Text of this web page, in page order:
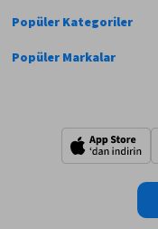
Popüler Kategoriler
Popüler Markalar